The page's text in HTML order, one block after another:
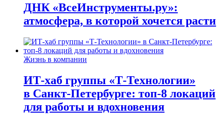
ДНК «ВсеИнструменты.ру»:
атмосфера, в которой хочется расти
Жизнь в компании
ИТ-хаб группы «Т-Технологии»
в Санкт-Петербурге: топ-8 локаций
для работы и вдохновения